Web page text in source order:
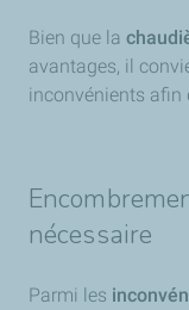
Bien que la
avantages, il
inconvénients afin
nécessaire
Parmi les